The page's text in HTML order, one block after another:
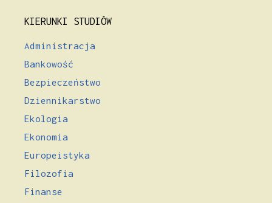
KIERUNKI STUDIÓW
Administracja
Bankowość
Bezpieczeństwo
Dziennikarstwo
Ekologia
Ekonomia
Europeistyka
Filozofia
Finanse